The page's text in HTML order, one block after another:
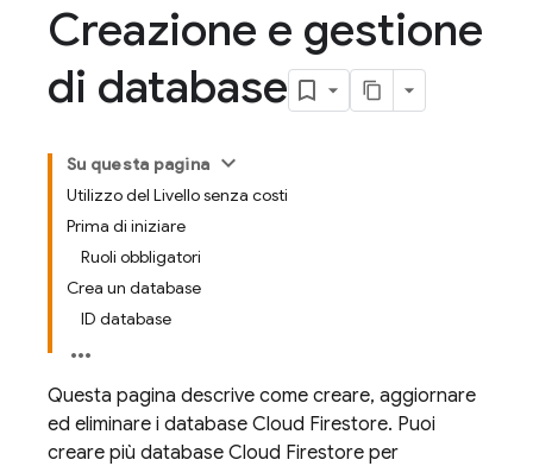
Creazione e gestione
di database
Su questa pagina
Utilizzo del Livello senza costi
Prima di iniziare
Ruoli obbligatori
Crea un database
ID database
Questa pagina descrive come creare, aggiornare
ed eliminare i database Cloud Firestore. Puoi
creare più database Cloud Firestore per